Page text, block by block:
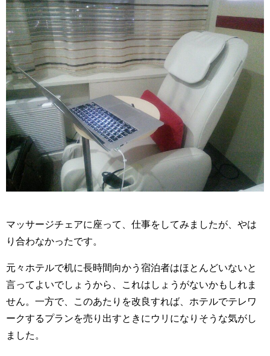
マッサージチェアに座って、仕事をしてみましたが、やは
り合わなかったです。
元々ホテルで机に長時間向かう宿泊者はほとんどいないと
言ってよいでしょうから、これはしょうがないかもしれま
せん。一方で、このあたりを改良すれば、ホテルでテレワ
ークするプランを売り出すときにウリになりそうな気がし
ました。